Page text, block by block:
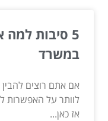
5 סיבות
במשרד
אם אתם רוצים
לוותר על האפשרות
אז כאן...